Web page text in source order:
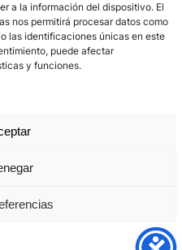
a la información del dispositivo. El
nos permitirá procesar datos como
las identificaciones únicas en este
puede afectar
y funciones.